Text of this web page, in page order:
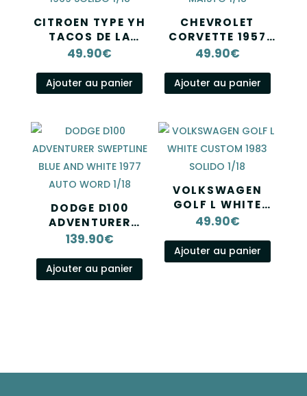
CITROEN TYPE YH
TACOS DE LA
MUERTE 1969
49.90€
Ajouter au panier
CHEVROLET
CORVETTE 1957
BLACK MAISTO
49.90€
Ajouter au panier
DODGE D100
ADVENTURER
SWEPTLINE BLUE
AUTO WORD 1/18
139.90€
Ajouter au panier
VOLKSWAGEN
GOLF L WHITE
CUSTOM 1983
49.90€
Ajouter au panier